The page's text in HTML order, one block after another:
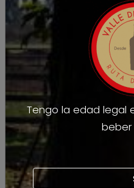
Tengo la edad legal
beber
Ubicación Viña